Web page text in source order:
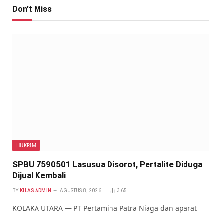
Don't Miss
HUKRIM
SPBU 7590501 Lasusua Disorot, Pertalite Diduga
Dijual Kembali
BY KILAS ADMIN AGUSTUS 8, 2026 365
KOLAKA UTARA — PT Pertamina Patra Niaga dan aparat